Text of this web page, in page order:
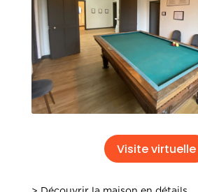
Visite virtuelle